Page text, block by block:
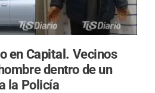
en Capital. Vecinos
dentro de un
la Policía